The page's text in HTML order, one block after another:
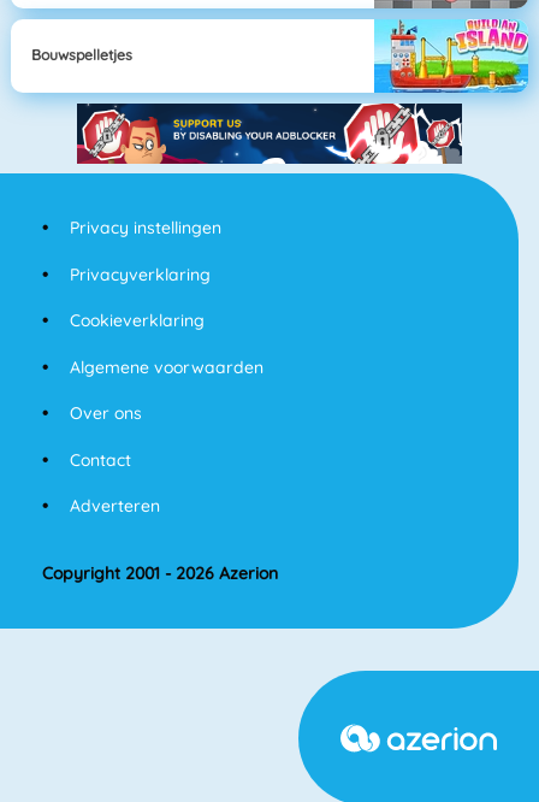
Bouwspelletjes
Privacy instellingen
Privacyverklaring
Cookieverklaring
Algemene voorwaarden
Over ons
Contact
Adverteren
Copyright 2001 - 2026 Azerion